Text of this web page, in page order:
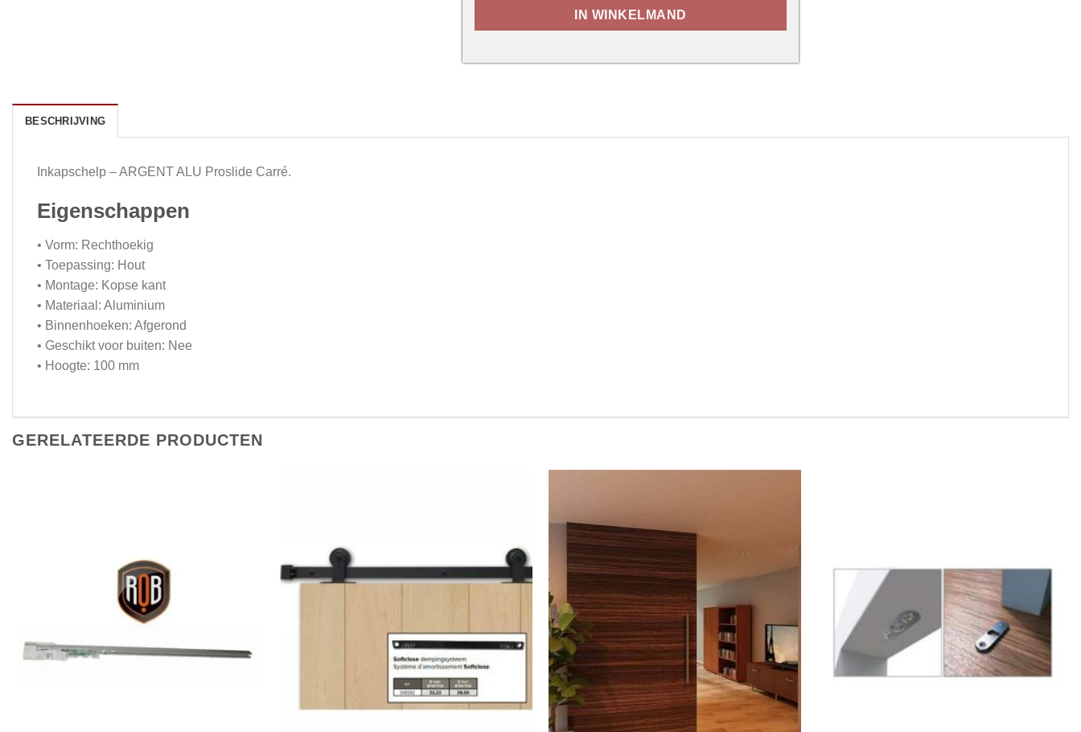
IN WINKELMAND
BESCHRIJVING
Inkapschelp – ARGENT ALU Proslide Carré.
Eigenschappen
• Vorm: Rechthoekig
• Toepassing: Hout
• Montage: Kopse kant
• Materiaal: Aluminium
• Binnenhoeken: Afgerond
• Geschikt voor buiten: Nee
• Hoogte: 100 mm
GERELATEERDE PRODUCTEN